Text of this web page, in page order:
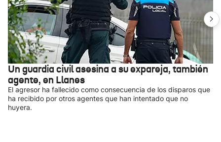
Un guardia civil asesina a su expareja, también
agente, en Llanes
El agresor ha fallecido como consecuencia de los disparos que
ha recibido por otros agentes que han intentado que no
huyera.